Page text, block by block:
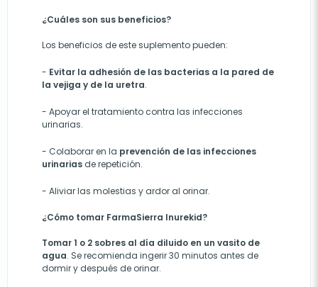
¿Cuáles son sus beneficios?
Los beneficios de este suplemento pueden:
- Evitar la adhesión de las bacterias a la pared de
la vejiga y de la uretra.
- Apoyar el tratamiento contra las infecciones
urinarias.
- Colaborar en la prevención de las infecciones
urinarias derepetición.
- Aliviarlas molestias y ardor al orinar.
¿Cómo tomar FarmaSierra Inurekid?
Tomar 1 o 2 sobres al día diluido en un vasito de
agua. Se recomienda ingerir 30 minutos antes de
dormir y después de orinar.